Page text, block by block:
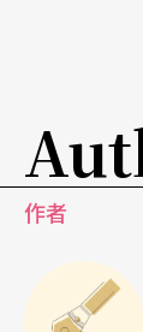
当那朵绿
伊阿苟，都
另外关于
作者